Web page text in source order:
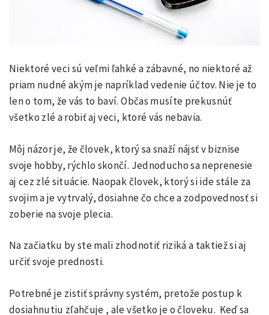
Niektoré veci sú veľmi ľahké a zábavné, no niektoré až
priam nudné akým je napríklad vedenie účtov. Nie je to
len o tom, že vás to baví. Občas musíte prekusnúť
všetko zlé a robiť aj veci, ktoré vás nebavia.
Môj názor je, že človek, ktorý sa snaží nájsť v biznise
svoje hobby, rýchlo skončí. Jednoducho sa neprenesie
aj cez zlé situácie. Naopak človek, ktorý si ide stále za
svojim a je vytrvalý, dosiahne čo chce a zodpovednosť si
zoberie na svoje plecia.
Na začiatku by ste mali zhodnotiť riziká a taktiež si aj
určiť svoje prednosti.
Potrebné je zistiť správny systém, pretože postup k
dosiahnutiu zľahčuje , ale všetko je o človeku. Keď sa